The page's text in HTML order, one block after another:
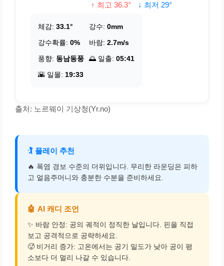
↑ 최고 36.3° ↓ 최저 29°
체감: 33.1° 강수: 0mm
강수확률: 0% 바람: 2.7m/s
풍향: 동남동풍 🌅 일출: 05:41
🌇 일몰: 19:33
출처: 노르웨이 기상청(Yr.no)
🏌️ 플레이 추천
🔥 폭염 경보 수준의 더위입니다. 무리한 라운딩은 피하
고 얼음주머니와 충분한 수분을 준비하세요.
🤖 AI 캐디 조언
✨ 바람 안정: 공의 궤적이 정직한 날입니다. 핀을 직접
보고 공격적으로 공략하세요.
🥵 비거리 증가: 고온에서는 공기 밀도가 낮아 공이 평
소보다 더 멀리 나갈 수 있습니다.